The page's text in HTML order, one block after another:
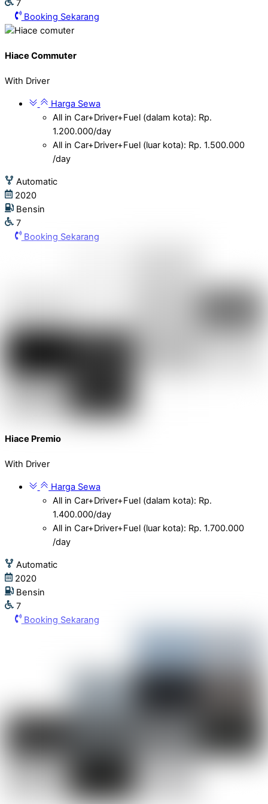
7
Booking Sekarang
Hiace Commuter
With Driver
Harga Sewa
All in Car+Driver+Fuel (dalam kota): Rp.
1.200.000/day
All in Car+Driver+Fuel (luar kota): Rp. 1.500.000
/day
Automatic
2020
Bensin
7
Booking Sekarang
Hiace Premio
With Driver
Harga Sewa
All in Car+Driver+Fuel (dalam kota): Rp.
1.400.000/day
All in Car+Driver+Fuel (luar kota): Rp. 1.700.000
/day
Automatic
2020
Bensin
7
Booking Sekarang